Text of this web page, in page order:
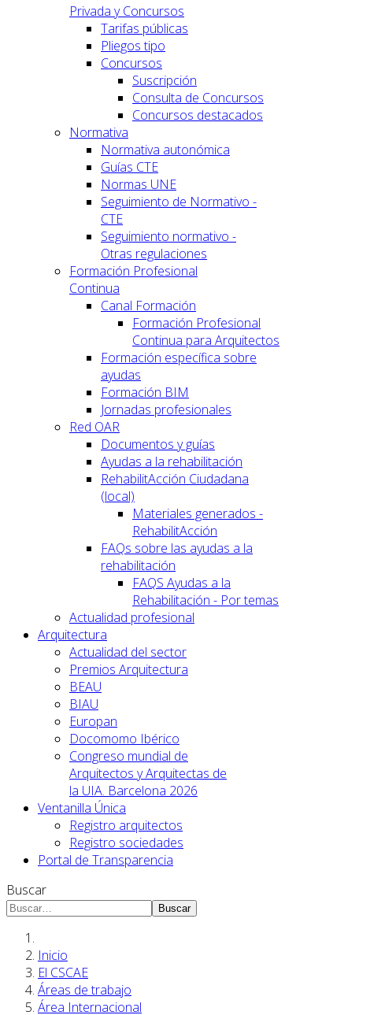
Privada y Concursos
Tarifas públicas
Pliegos tipo
Concursos
Suscripción
Consulta de Concursos
Concursos destacados
Normativa
Normativa autonómica
Guías CTE
Normas UNE
Seguimiento de Normativo -
CTE
Seguimiento normativo -
Otras regulaciones
Formación Profesional
Continua
Canal Formación
Formación Profesional
Continua para Arquitectos
Formación específica sobre
ayudas
Formación BIM
Jornadas profesionales
Red OAR
Documentos y guías
Ayudas a la rehabilitación
RehabilitAcción Ciudadana
(local)
Materiales generados -
RehabilitAcción
FAQs sobre las ayudas a la
rehabilitación
FAQS Ayudas a la
Rehabilitación - Por temas
Actualidad profesional
Arquitectura
Actualidad del sector
Premios Arquitectura
BEAU
BIAU
Europan
Docomomo Ibérico
Congreso mundial de
Arquitectos y Arquitectas de
la UIA. Barcelona 2026
Ventanilla Única
Registro arquitectos
Registro sociedades
Portal de Transparencia
Buscar
Buscar
Inicio
El CSCAE
Áreas de trabajo
Área Internacional